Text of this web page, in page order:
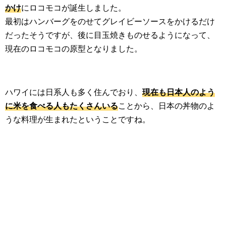
かけにロコモコが誕生しました。
最初はハンバーグをのせてグレイビーソースをかけるだけ
だったそうですが、後に目玉焼きものせるようになって、
現在のロコモコの原型となりました。
ハワイには日系人も多く住んでおり、 現在も日本人のよう
に米を食べる人もたくさんいることから、日本の丼物のよ
うな料理が生まれたということですね。